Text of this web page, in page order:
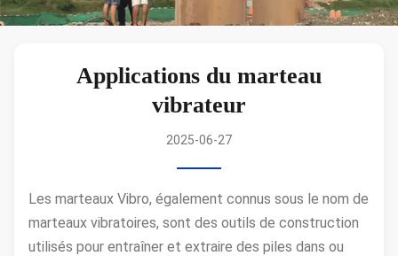
Applications du marteau
vibrateur
2025-06-27
Les marteaux Vibro, également connus sous le nom de
marteaux vibratoires, sont des outils de construction
utilisés pour entraîner et extraire des piles dans ou